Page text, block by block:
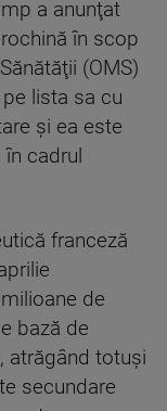
a anunţat
în scop
(OMS)
lista sa cu
şi ea este
cadrul
franceză
de
bază de
atrăgând totuşi
secundare